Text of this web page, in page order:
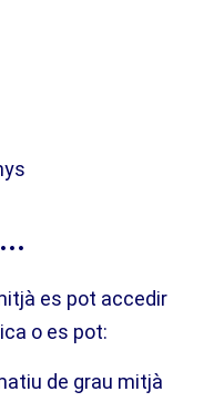
es pot accedir
o es pot:
de grau mitjà